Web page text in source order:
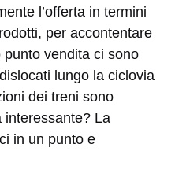
l’offerta in termini
per accontentare
vendita ci sono
lungo la ciclovia
dei treni sono
interessante? La
in un punto e